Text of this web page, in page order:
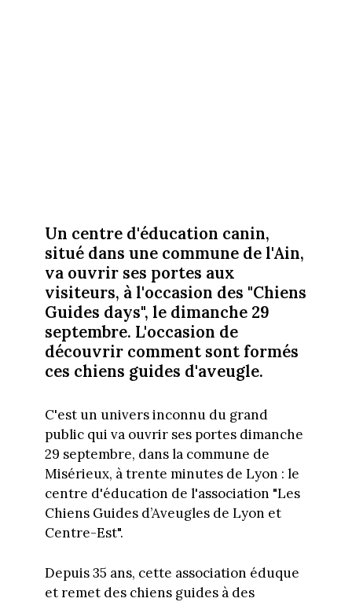
Un centre d'éducation canin,
situé dans une commune de l'Ain,
va ouvrir ses portes aux
visiteurs, à l'occasion des "Chiens
Guides days", le dimanche 29
septembre. L'occasion de
découvrir comment sont formés
ces chiens guides d'aveugle.
C'est un univers inconnu du grand
public qui va ouvrir ses portes dimanche
29 septembre, dans la commune de
Misérieux, à trente minutes de Lyon : le
centre d'éducation de l'association "Les
Chiens Guides d’Aveugles de Lyon et
Centre-Est".
Depuis 35 ans, cette association éduque
et remet des chiens guides à des